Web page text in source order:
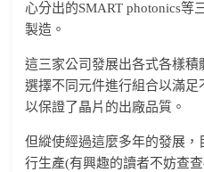
心分出的SMART photonics等
製造。
這三家公司發展出各式各樣
選擇不同元件進行組合以滿
以保證了晶片的出廠品質。
但縱使經過這麼多年的發展
行生產(有興趣的讀者不妨查